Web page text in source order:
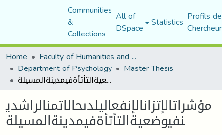
Communities
&
Collections
All of
DSpace Statistics Profils
Home
Faculty of Humanities and Social Sciences
Department of Psychology Master Thesis
مؤشراتالإتزانالإنفعاليلدىحالاتمنالراشدينفيوضعيةالتأتأةفيمدينةالمسيلة
مؤشراتالإتزانالإنفعاليلدىحالاتمنالراشدي
نفيوضعيةالتأتأةفيمدينةالمسيلة